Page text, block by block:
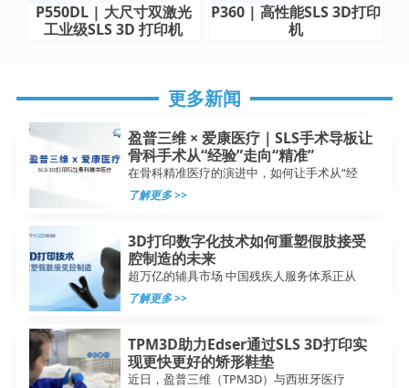
P550DL | 大尺寸双激光
工业级SLS 3D 打印机
P360 | 高性能SLS 3D打印
机
更多新闻
盈普三维 × 爱康医疗｜SLS手术导板让
骨科手术从“经验”走向“精准”
在骨科精准医疗的演进中，如何让手术从“经
了解更多 >>
3D打印数字化技术如何重塑假肢接受
腔制造的未来
超万亿的辅具市场 中国残疾人服务体系正从
了解更多 >>
TPM3D助力Edser通过SLS 3D打印实
现更快更好的矫形鞋垫
近日，盈普三维（TPM3D）与西班牙医疗